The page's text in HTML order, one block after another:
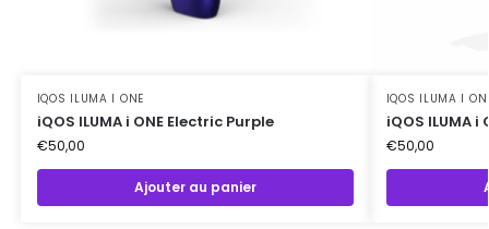
IQOS ILUMA I ONE
iQOS ILUMA i ONE Electric Purple
€50,00
Ajouter au panier
IQOS ILUMA I
iQOS ILUMA
€50,00